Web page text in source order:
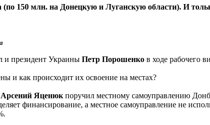
150 млн. на Донецкую и Луганскую области). И
и президент Украины Петр Порошенко в ходе рабочего
и как происходит их освоение на местах?
Арсений Яценюк поручил местному самоуправлению
финансирование, а местное самоуправление не